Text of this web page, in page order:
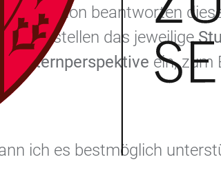
beantworten
Sie stellen das jeweilige
Elternperspektive ein, zum
ich es bestmöglich